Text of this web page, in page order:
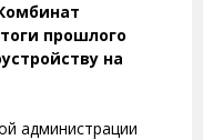
прошлого
на
администрации